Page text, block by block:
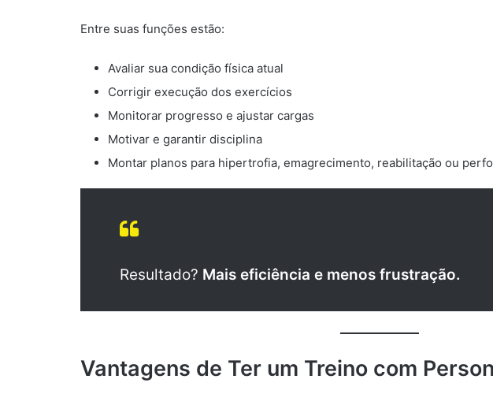
Entre suas funções estão:
Avaliar sua condição física atual
Corrigir execução dos exercícios
Monitorar progresso e ajustar cargas
Motivar e garantir disciplina
Montar planos para hipertrofia, emagrecimento, reabilitação ou
Resultado? Mais eficiência e menos frustração.
Vantagens de Ter um Treino com